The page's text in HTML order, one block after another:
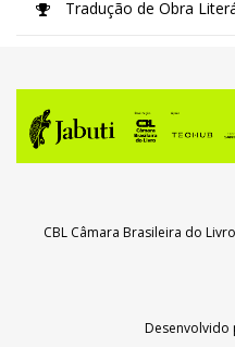
Tradução de Obra
CBL Câmara Brasileira do Livro
Desenvolvido